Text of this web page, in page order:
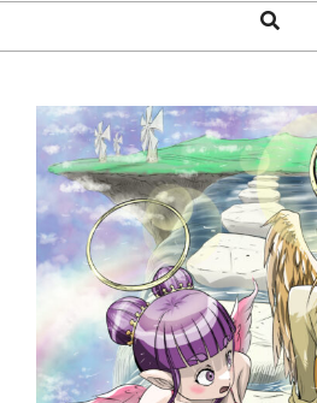
Navigation
Search